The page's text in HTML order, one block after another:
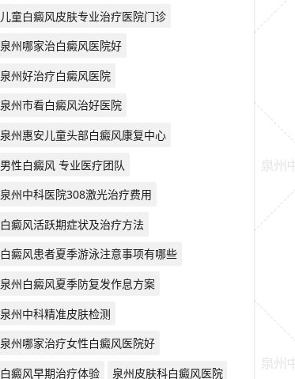
儿童白癜风皮肤专业治疗医院门诊
泉州哪家治白癜风医院好
泉州好治疗白癜风医院
泉州市看白癜风治好医院
泉州惠安儿童头部白癜风康复中心
男性白癜风 专业医疗团队
泉州中科医院308激光治疗费用
白癜风活跃期症状及治疗方法
白癜风患者夏季游泳注意事项有哪些
泉州白癜风夏季防复发作息方案
泉州中科精准皮肤检测
泉州哪家治疗女性白癜风医院好
白癜风早期治疗体验
泉州皮肤科白癜风医院